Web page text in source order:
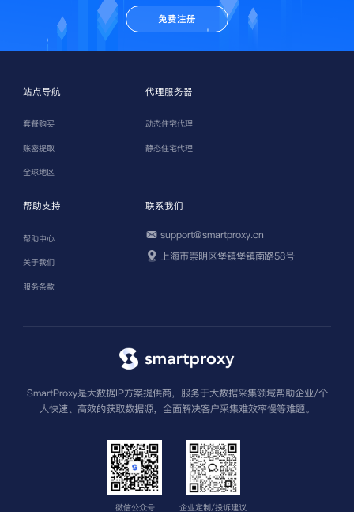
免费注册
站点导航
套餐购买
账密提取
全球地区
代理服务器
动态住宅代理
静态住宅代理
帮助支持
帮助中心
关于我们
服务条款
联系我们
support@smartproxy.cn
上海市崇明区堡镇堡镇南路58号
SmartProxy是大数据IP方案提供商，服务于大数据采集领域帮助企业/个
人快速、高效的获取数据源，全面解决客户采集难效率慢等难题。
微信公众号 企业定制/投诉建议